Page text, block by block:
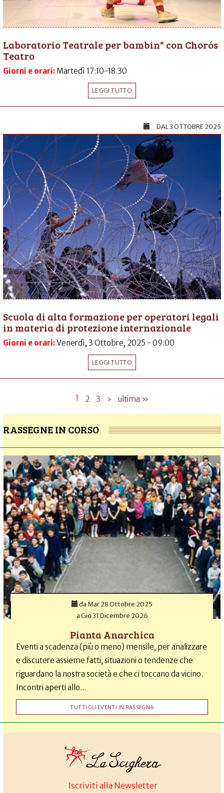
Laboratorio Teatrale per bambin* con Chorós
Teatro
Giorni e orari: Martedì 17:10-18.30
LEGGI TUTTO
DAL3 OTTOBRE 2025
Scuola di alta formazione per operatori legali
in materia di protezione internazionale
Giorni e orari:Venerdì, 3 Ottobre, 2025 - 09:00
LEGGI TUTTO
1 2 3 › ultima »
RASSEGNE IN CORSO
da Mar 28 Ottobre 2025
aGio 31 Dicembre 2026
Pianta Anarchica
Eventi a scadenza (più o meno) mensile, per analizzare
e discutere assieme fatti, situazioni o tendenze che
riguardano la nostra società e che ci toccano da vicino.
Incontri aperti allo...
TUTTI GLI EVENTI IN RASSEGNA
Iscriviti alla Newsletter